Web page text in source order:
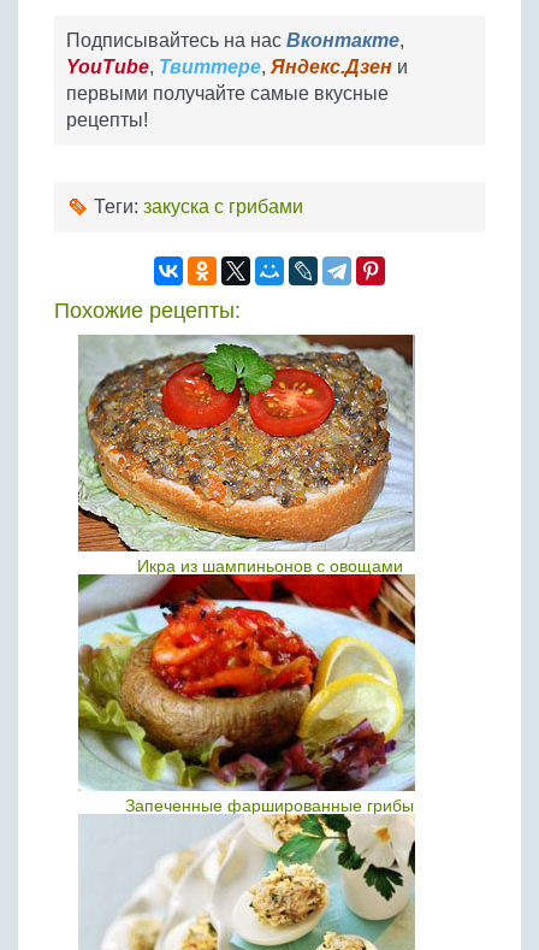
Подписывайтесь на нас Вконтакте,
YouTube, Твиттере, Яндекс.Дзен и
первыми получайте самые вкусные
рецепты!
Теги: закуска с грибами
Похожие рецепты:
Икра из шампиньонов с овощами
Запеченные фаршированные грибы